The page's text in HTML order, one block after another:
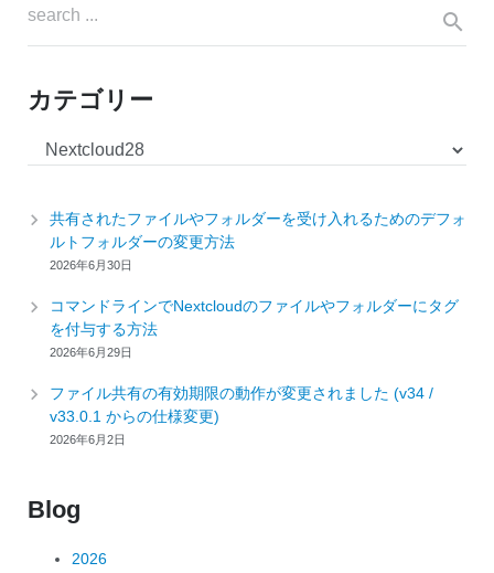
カテゴリー
共有されたファイルやフォルダーを受け入れるためのデフォ
ルトフォルダーの変更方法
2026年6月30日
コマンドラインでNextcloudのファイルやフォルダーにタグ
を付与する方法
2026年6月29日
ファイル共有の有効期限の動作が変更されました (v34 /
v33.0.1 からの仕様変更)
2026年6月2日
Blog
2026